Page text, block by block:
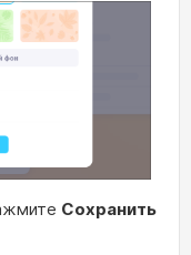
Сохранить